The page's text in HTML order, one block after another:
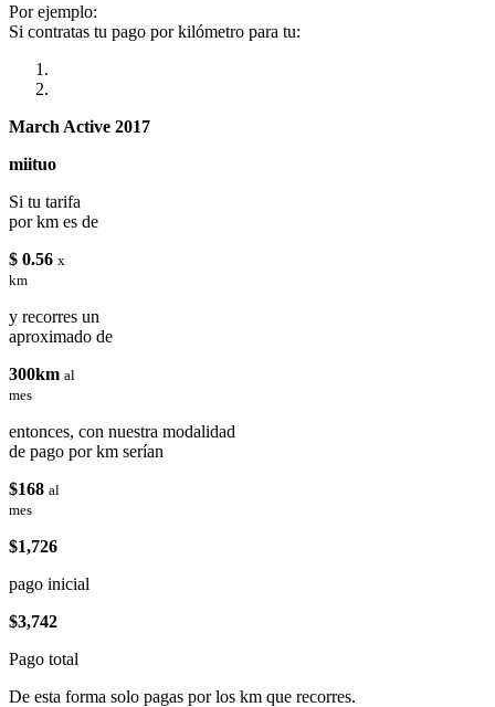
Por ejemplo:
Si contratas tu pago por kilómetro para tu:
March Active 2017
miituo
Si tu tarifa
por km es de
$ 0.56 x
km
y recorres un
aproximado de
300km al
mes
entonces, con nuestra modalidad
de pago por km serían
$168 al
mes
$1,726
pago inicial
$3,742
Pago total
De esta forma solo pagas por los km que recorres.